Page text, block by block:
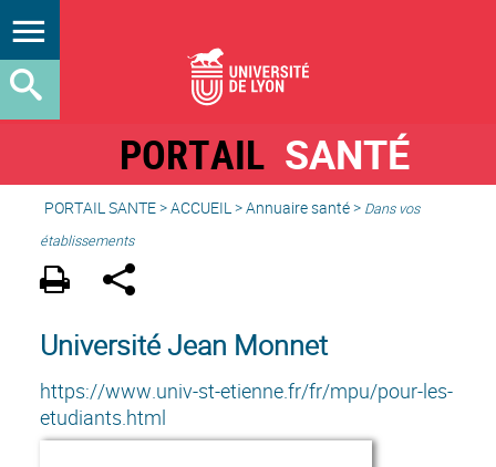
PORTAIL SANTÉ
PORTAIL SANTE>ACCUEIL>Annuaire santé> Dans vos
établissements
Université Jean Monnet
https://www.univ-st-etienne.fr/fr/mpu/pour-les-
etudiants.html